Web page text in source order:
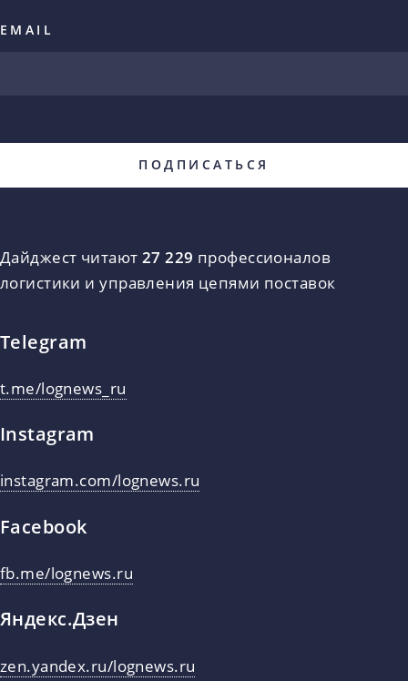
EMAIL
Дайджест читают 27 229 профессионалов
логистики и управления цепями поставок
Telegram
t.me/lognews_ru
Instagram
instagram.com/lognews.ru
Facebook
fb.me/lognews.ru
Яндекс.Дзен
zen.yandex.ru/lognews.ru